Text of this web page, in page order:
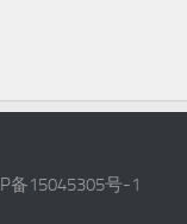
备15045305号-1